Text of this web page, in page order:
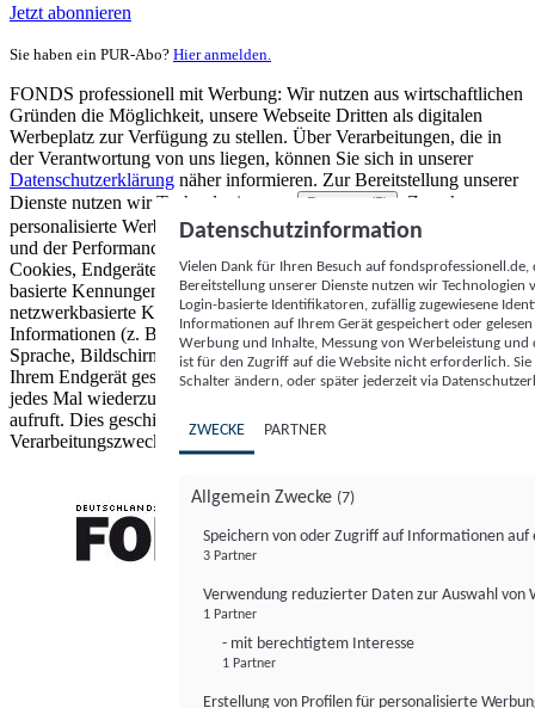
Jetzt abonnieren
Sie haben ein PUR-Abo? Hier anmelden.
FONDS professionell mit Werbung: Wir nutzen aus wirtschaftlichen
Gründen die Möglichkeit, unsere Webseite Dritten als digitalen
Werbeplatz zur Verfügung zu stellen. Über Verarbeitungen, die in
der Verantwortung von uns liegen, können Sie sich in unserer
Datenschutzerklärung näher informieren. Zur Bereitstellung unserer
Dienste nutzen wir Technologien von
Partnern (5)
. Zwecke:
personalisierte Werbung und Inhalte, Messung von Werbeleistung
und der Performance von Inhalten sowie Zielgruppenforschung.
Cookies, Endgeräte- oder ähnliche Online-Kennungen (z. B. login-
basierte Kennungen, zufällig generierte Kennungen,
netzwerkbasierte Kennungen) können zusammen mit anderen
Informationen (z. B. Browsertyp und Browserinformationen,
Sprache, Bildschirmgröße, unterstützte Technologien usw.) auf
Ihrem Endgerät gespeichert oder von dort ausgelesen werden, um es
jedes Mal wiederzuerkennen, wenn es eine App oder einer Webseite
aufruft. Dies geschieht für einen oder mehrere der hier aufgeführten
Verarbeitungszwecke.
Datenschutzinformation
Vielen Dank für Ihren Besuch auf
Bereitstellung unserer Dienste nutzen wir Technologien
Login-basierte Identifikatoren, zufällig zugewiesene
Informationen auf Ihrem Gerät gespeichert oder
Werbung und Inhalte, Messung von Werbeleistung
ist für den Zugriff auf die Website nicht erforderlich.
Schalter ändern, oder später jederzeit via
ZWECKE PARTNER
Allgemein Zwecke (7)
Speichern von oder Zugriff auf Informationen auf
3 Partner
Verwendung reduzierter Daten zur Auswahl von
1 Partner
- mit berechtigtem Interesse
1 Partner
Erstellung von Profilen für personalisierte
FONDS professionell